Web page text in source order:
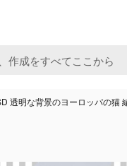
透明な背景のヨーロッパの猫